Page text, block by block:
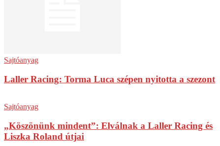
Sajtóanyag
Laller Racing: Torma Luca szépen nyitotta a szezont
Sajtóanyag
„Köszönünk mindent”: Elválnak a Laller Racing és
Liszka Roland útjai